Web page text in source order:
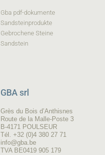
Gba pdf-dokumente
Sandsteinprodukte
Gebrochene Steine
Sandstein
GBA srl
Grès du Bois d’Anthisnes
Route de la Malle-Poste 3
B-4171 POULSEUR
Tél. +32 (0)4 380 27 71
info@gba.be
TVA BE0419 905 179